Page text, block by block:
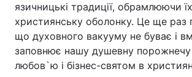
язичницькі традиції, обрамлюючи
християнську оболонку. Це ще раз
що духовного вакууму не буває і
заповнює нашу душевну
любов`ю і бізнес-святом в